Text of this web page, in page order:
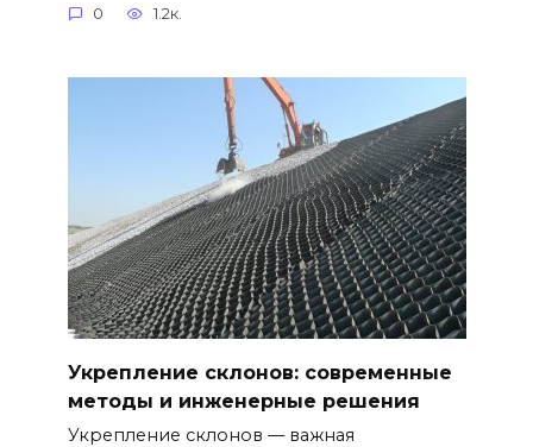
0 1.2к.
Укрепление склонов: современные
методы и инженерные решения
Укрепление склонов — важная